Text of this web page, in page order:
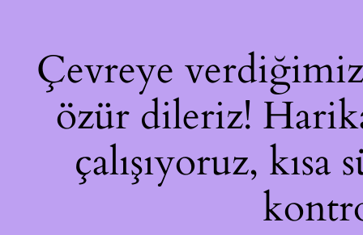
Çevreye verdiğimiz
özür dileriz!
çalışıyoruz,